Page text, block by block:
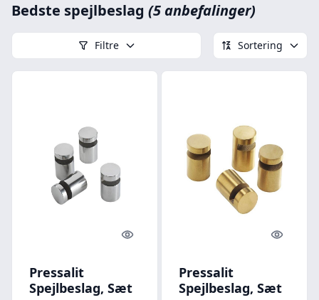
Bedste spejlbeslag (5 anbefalinger)
Filtre Sortering
Quick look
Pressalit
Spejlbeslag, Sæt
Quick
Pressalit
Spejlbeslag, Sæt